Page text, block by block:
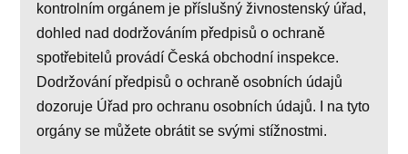
kontrolním orgánem je příslušný živnostenský úřad,
dohled nad dodržováním předpisů o ochraně
spotřebitelů provádí Česká obchodní inspekce.
Dodržování předpisů o ochraně osobních údajů
dozoruje Úřad pro ochranu osobních údajů. I na tyto
orgány se můžete obrátit se svými stížnostmi.